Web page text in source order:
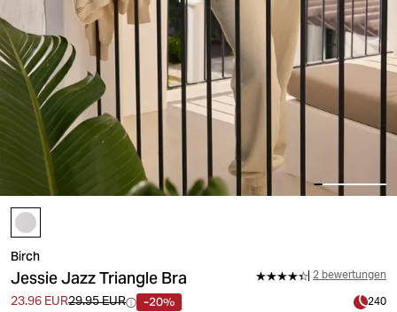
Birch
Jessie Jazz Triangle Bra 2 bewertungen
23.96 EUR29.95 EUR -20% 240